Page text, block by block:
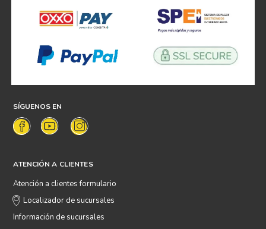
SÍGUENOS EN
ATENCIÓN A CLIENTES
Atención a clientes formulario
Localizador de sucursales
Información de sucursales